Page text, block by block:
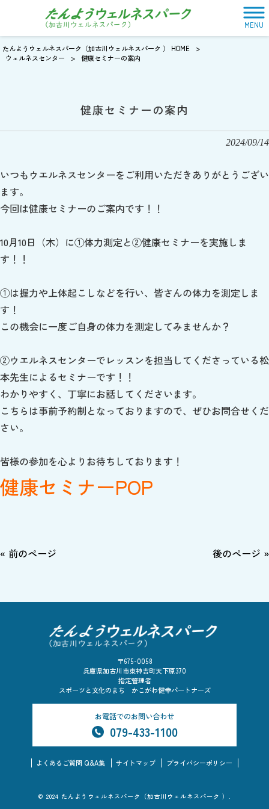
MENU
たんようウェルネスパーク（加古川ウェルネスパーク ） HOME
>
ウェルネスセンター
> 健康セミナーの案内
健康セミナーの案内
2024/09/14
いつもウエルネスセンターをご利用いただきありがとうござい
ます。
今回は健康セミナーのご案内です！！
10月10日（木）に①体力測定と②健康セミナーを実施しま
す！！
①は握力や上体起こしなどを行い、皆さんの体力を測定しま
す！
この機会に一度ご自身の体力を測定してみませんか？
②ウエルネスセンターでレッスンを担当してくださっている松
本先生によるセミナーです！！
わかりやすく、丁寧にお話してくださいます。
こちらは事前予約制となっておりますので、ぜひお問合せくだ
さい。
皆様の参加を心よりお待ちしております！
健康セミナーPOP
« 前のページ 後のページ »
〒675-0058
兵庫県加古川市東神吉町天下原370
指定管理者
スポーツと文化のまち かこがわ健幸パートナーズ
お電話でのお問い合わせ
079-433-1100
よくあるご質問 Q&A集 サイトマップ プライバシーポリシー
© 2024 たんようウェルネスパーク（加古川ウェルネスパーク ）.